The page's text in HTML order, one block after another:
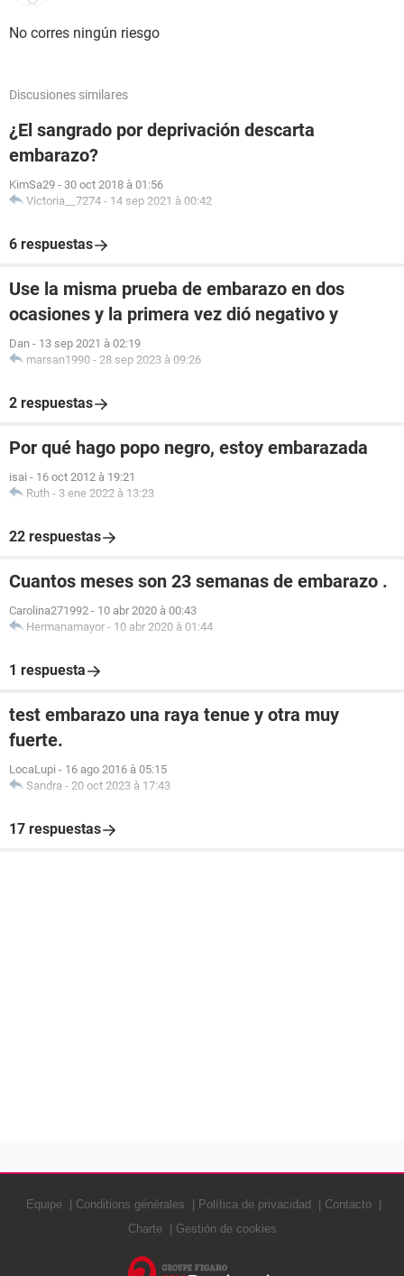
No corres ningún riesgo
Discusiones similares
¿El sangrado por deprivación descarta
embarazo?
KimSa29 - 30 oct 2018 à 01:56
Victoria__7274 - 14 sep 2021 à 00:42
6 respuestas
Use la misma prueba de embarazo en dos
ocasiones y la primera vez dió negativo y
Dan - 13 sep 2021 à 02:19
marsan1990 - 28 sep 2023 à 09:26
2 respuestas
Por qué hago popo negro, estoy embarazada
isai - 16 oct 2012 à 19:21
Ruth - 3 ene 2022 à 13:23
22 respuestas
Cuantos meses son 23 semanas de embarazo .
Carolina271992 - 10 abr 2020 à 00:43
Hermanamayor - 10 abr 2020 à 01:44
1 respuesta
test embarazo una raya tenue y otra muy
fuerte.
LocaLupi - 16 ago 2016 à 05:15
Sandra - 20 oct 2023 à 17:43
17 respuestas
Equipe Conditions générales Política de privacidad
Contacto
Charte
Gestión de cookies